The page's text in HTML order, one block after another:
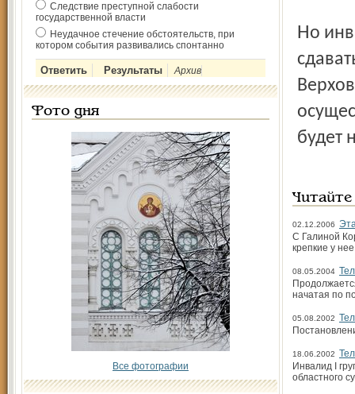
Следствие преступной слабости
государственной власти
Неудачное стечение обстоятельств, при
котором события развивались спонтанно
Архив
Фото дня
Все фотографии
Но инвалид, несмотря на явный «перевес в силах»,
будет
02.12.2006
С Галиной
крепкие у
08.05.2004
начатая по
05.08.2002
18.06.2002
Инвалид I
областного